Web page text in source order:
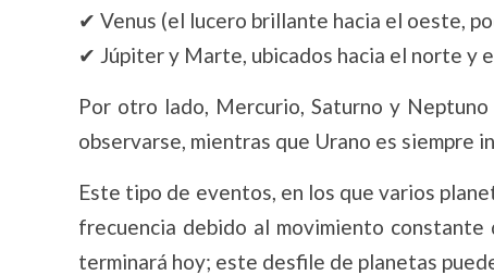
✔ Venus (el lucero brillante hacia el oeste,
✔ Júpiter y Marte, ubicados hacia el norte y
Por otro lado, Mercurio, Saturno y
observarse, mientras que Urano es siempre
Este tipo de eventos, en los que varios
frecuencia debido al movimiento constante
terminará hoy; este desfile de planetas